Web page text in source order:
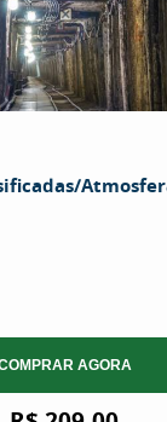
AGORA